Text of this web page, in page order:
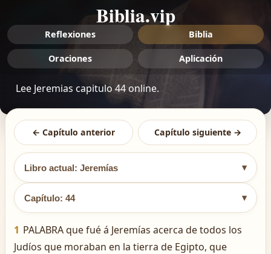
Biblia.vip
Reflexiones Biblia
Oraciones Aplicación
Lee Jeremias capitulo 44 online.
← Capítulo anterior Capítulo siguiente →
Libro actual: Jeremías ▾
Capítulo: 44 ▾
1 PALABRA que fué á Jeremías acerca de todos los
Judíos que moraban en la tierra de Egipto, que